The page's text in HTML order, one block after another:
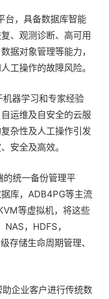
台，具备数据库智能
、观测诊断、高可用
据对象管理等能力，
工操作的故障风险。
器学习和专家经验
运维及自安全的云服
杂性及人工操作引发
安全及高效。
统一备份管理平
库，ADB4PG等主流
等虚拟机，将这些
，HDFS，
存储生命周期管理、
企业客户进行传统数